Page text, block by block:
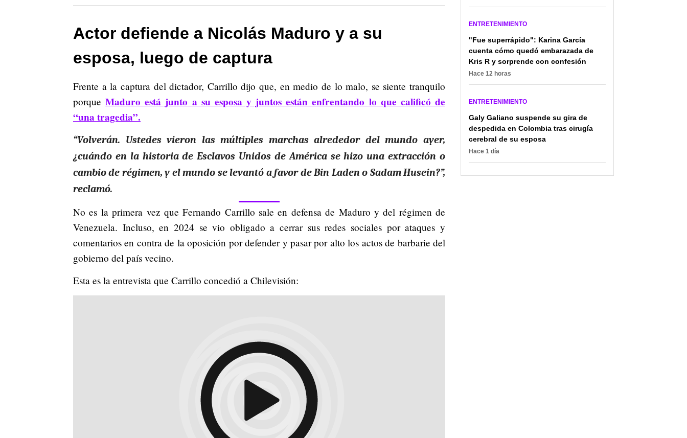
Actor defiende a Nicolás Maduro y a su
esposa, luego de captura
Frente a la captura del dictador, Carrillo dijo que, en medio de lo malo, se siente tranquilo
porqueMaduro está junto a su esposa y juntos están enfrentando lo que calificó de
“una tragedia”.
“Volverán. Ustedes vieron las múltiples marchas alrededor del mundo ayer,
¿cuándo en la historia de Esclavos Unidos de América se hizo una extracción o
cambio de régimen, y el mundo se levantó a favor de Bin Laden o Sadam Husein?”,
reclamó.
No es la primera vez que Fernando Carrillo sale en defensa de Maduro y del régimen de
Venezuela. Incluso, en 2024 se vio obligado a cerrar sus redes sociales por ataques y
comentarios en contra de la oposición por defender y pasar por alto los actos de barbarie del
gobierno del país vecino.
Esta es la entrevista que Carrillo concedió a Chilevisión:
ENTRETENIMIENTO
"Fue superrápido": Karina García
cuenta cómo quedó embarazada de
Kris R y sorprende con confesión
Hace 12 horas
ENTRETENIMIENTO
Galy Galiano suspende su gira de
despedida en Colombia tras cirugía
cerebral de su esposa
Hace 1 día